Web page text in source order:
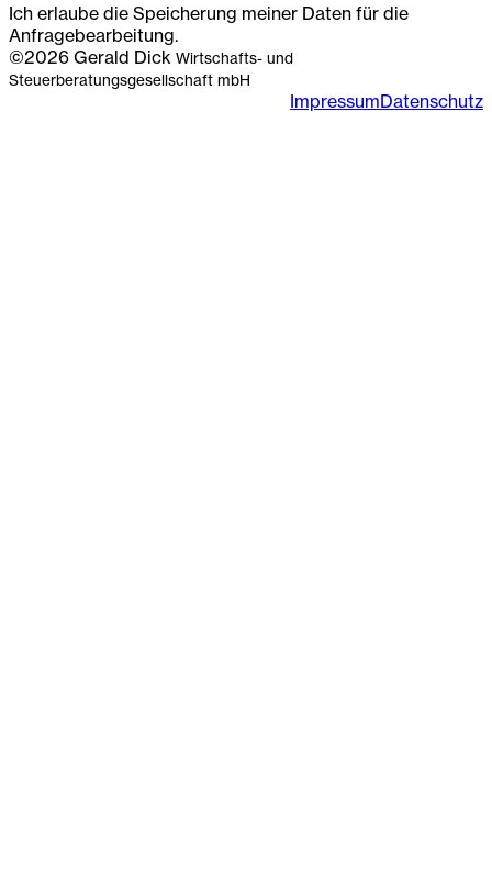
Ich erlaube die Speicherung meiner Daten für die
Anfragebearbeitung.
©2026 Gerald Dick Wirtschafts- und
Steuerberatungsgesellschaft mbH
ImpressumDatenschutz